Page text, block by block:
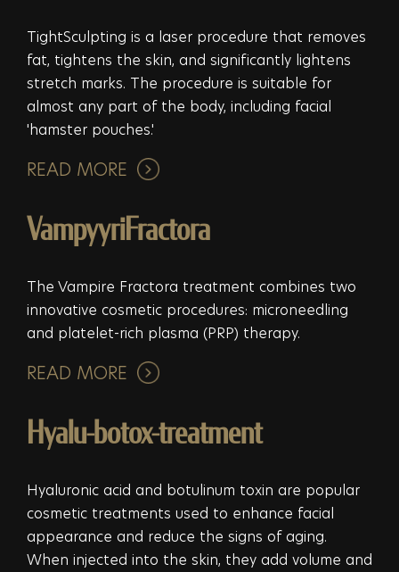
TightSculpting is a laser procedure that removes
fat, tightens the skin, and significantly lightens
stretch marks. The procedure is suitable for
almost any part of the body, including facial
'hamster pouches.'
READ MORE
VampyyriFractora
The Vampire Fractora treatment combines two
innovative cosmetic procedures: microneedling
and platelet-rich plasma (PRP) therapy.
READ MORE
Hyalu-botox-treatment
Hyaluronic acid and botulinum toxin are popular
cosmetic treatments used to enhance facial
appearance and reduce the signs of aging.
When injected into the skin, they add volume and